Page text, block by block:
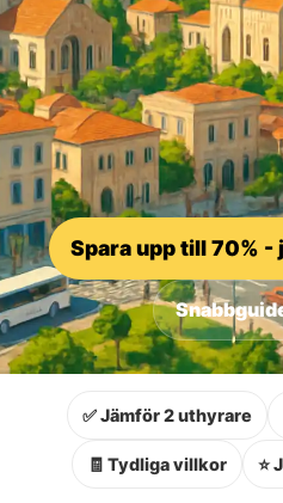
Spara upp till 70%
✅ Jämför 2 uthyrare
🧾 Tydliga villkor ⭐